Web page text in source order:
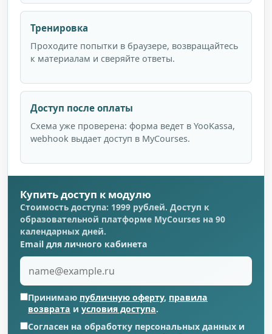
Тренировка
Проходите попытки в браузере, возвращайтесь
к материалам и сверяйте ответы.
Доступ после оплаты
Схема уже проверена: форма ведет в YooKassa,
webhook выдает доступ в MyCourses.
Купить доступ к модулю
Стоимость доступа: 1999 рублей. Доступ к
образовательной платформе MyCourses на 90
календарных дней.
Email для личного кабинета
Принимаю публичную оферту, правила
возврата и условия доступа.
Согласен на обработку персональных данных и